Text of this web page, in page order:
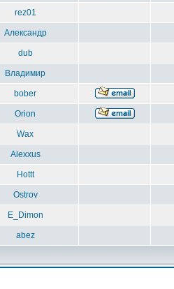
rez01
Александр
dub
Владимир
bober
Orion
Wax
Alexxus
Hottt
Ostrov
E_Dimon
abez